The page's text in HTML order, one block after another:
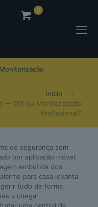
0
Início
— DIY ou Monitorização
Profissional?
de segurança sem
por aplicação móvel,
embutida dos
para casa levanta
tudo de forma
a chegar